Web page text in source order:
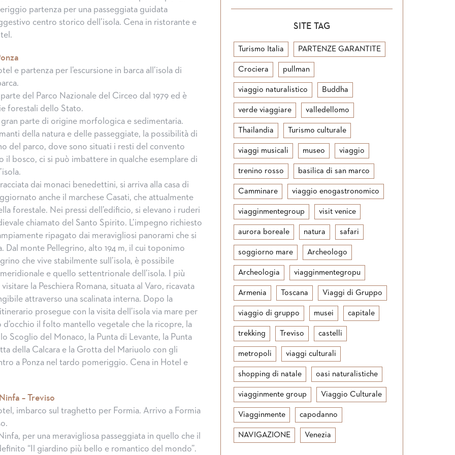
partenza per una passeggiata guidata
centro storico dell’isola. Cena in ristorante e
e partenza per l’escursione in barca all’isola di
del Parco Nazionale del Circeo dal 1979 ed è
forestali dello Stato.
parte di origine morfologica e sedimentaria.
della natura e delle passeggiate, la possibilità di
del parco, dove sono situati i resti del convento
il bosco, ci si può imbattere in qualche esemplare di
dai monaci benedettini, si arriva alla casa di
anche il marchese Casati, che attualmente
forestale. Nei pressi dell’edificio, si elevano i ruderi
chiamato del Santo Spirito. L’impegno richiesto
ripagato dai meravigliosi panorami che si
Dal monte Pellegrino, alto 194 m, il cui toponimo
che vive stabilmente sull’isola, è possibile
e quello settentrionale dell’isola. I più
la Peschiera Romana, situata al Varo, ricavata
attraverso una scalinata interna. Dopo la
prosegue con la visita dell’isola via mare per
d’occhio il folto mantello vegetale che la ricopre, la
Scoglio del Monaco, la Punta di Levante, la Punta
della Calcara e la Grotta del Mariuolo con gli
a Ponza nel tardo pomeriggio. Cena in Hotel e
– Treviso
imbarco sul traghetto per Formia. Arrivo a Formia
per una meravigliosa passeggiata in quello che il
“Il giardino più bello e romantico del mondo”.
SITE TAG
Turismo Italia PARTENZE GARANTITE
Crociera pullman
viaggio naturalistico Buddha
verde viaggiare valledellomo
Thailandia Turismo culturale
viaggi musicali museo viaggio
trenino rosso basilica di san marco
Camminare viaggio enogastronomico
viagginmentegroup visit venice
aurora boreale natura safari
soggiorno mare Archeologo
Archeologia viagginmentegropu
Armenia Toscana Viaggi di Gruppo
viaggio di gruppo musei capitale
trekking Treviso castelli
metropoli viaggi culturali
shopping di natale oasi naturalistiche
viagginmente group Viaggio Culturale
Viagginmente capodanno
NAVIGAZIONE Venezia